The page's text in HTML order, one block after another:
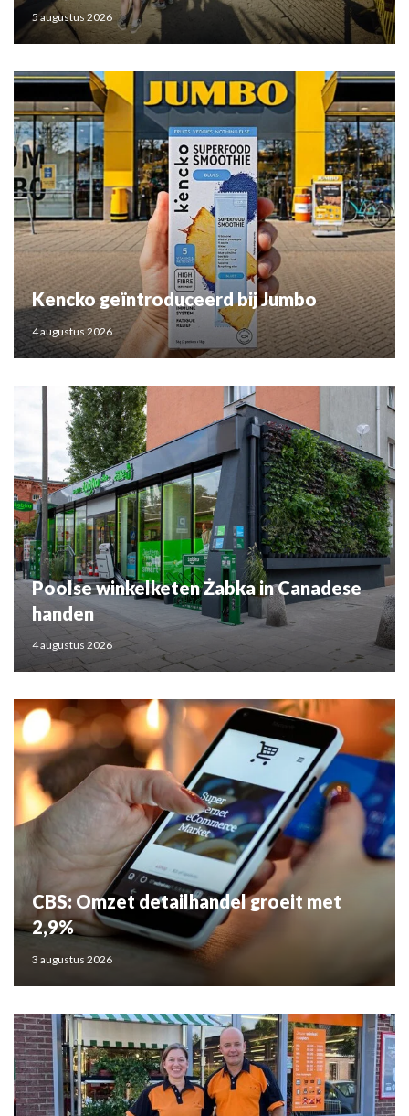
5 augustus 2026
Kencko geïntroduceerd bij Jumbo
4 augustus 2026
Poolse winkelketen Żabka in Canadese
handen
4 augustus 2026
CBS: Omzet detailhandel groeit met
2,9%
3 augustus 2026